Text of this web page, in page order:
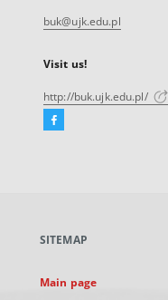
buk@ujk.edu.pl
Visit us!
http://buk.ujk.edu.pl/
Facebook
new
SITEMAP
Main page